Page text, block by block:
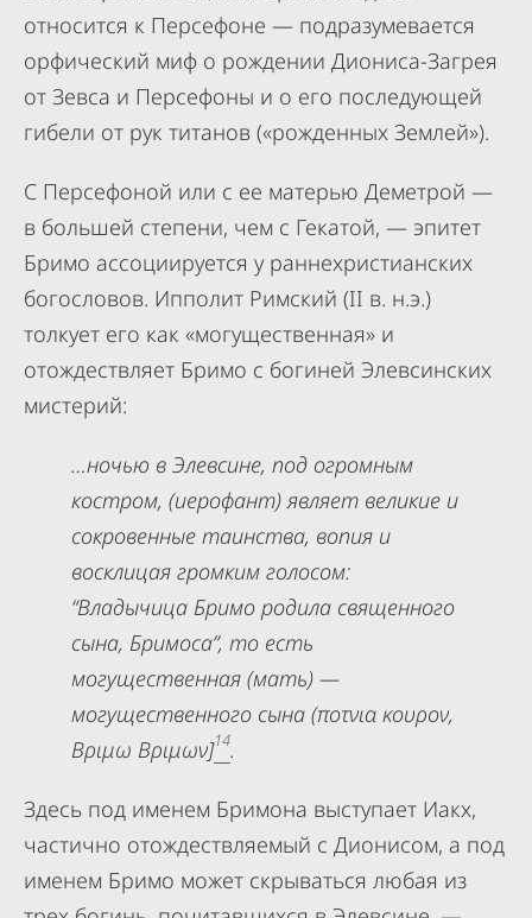
относится к Персефоне — подразумевается
орфический миф о рождении Диониса-Загрея
от Зевса и Персефоны и о его последующей
гибели от рук титанов («рожденных Землей»).
С Персефоной или с ее матерью Деметрой —
в большей степени, чем с Гекатой, — эпитет
Бримо ассоциируется у раннехристианских
богословов. Ипполит Римский (II в. н.э.)
толкует его как «могущественная» и
отождествляет Бримо с богиней Элевсинских
мистерий:
…ночью в Элевсине, под огромным
костром, (иерофант) являет великие и
сокровенные таинства, вопия и
восклицая громким голосом:
“Владычица Бримо родила священного
сына, Бримоса”, то есть
могущественная (мать) —
могущественного сына (ποτνια κουρον,
Βριμω Βριμων]14.
Здесь под именем Бримона выступает Иакх,
частично отождествляемый с Дионисом, а под
именем Бримо может скрываться любая из